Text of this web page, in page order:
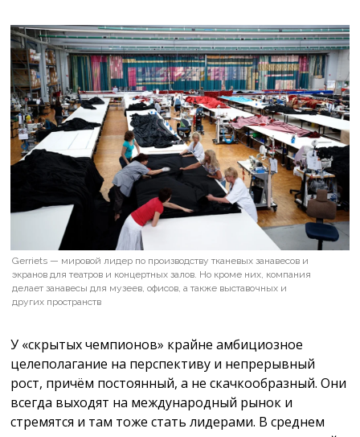
Gerriets — мировой лидер по производству тканевых занавесов и
экранов для театров и концертных залов. Но кроме них, компания
делает занавесы для музеев, офисов, а также выставочных и
других пространств
У «скрытых чемпионов» крайне амбициозное
целеполагание на перспективу и непрерывный
рост, причём постоянный, а не скачкообразный. Они
всегда выходят на международный рынок и
стремятся и там тоже стать лидерами. В среднем